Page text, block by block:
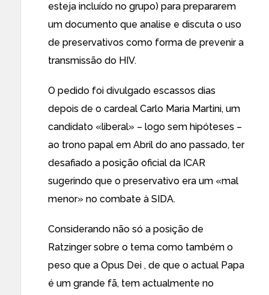
esteja incluído no grupo) para prepararem
um documento que analise e discuta o uso
de preservativos como forma de prevenir a
transmissão do HIV.
O pedido foi divulgado escassos dias
depois de o cardeal Carlo Maria Martini, um
candidato «liberal» – logo sem hipóteses –
ao trono papal em Abril do ano passado, ter
desafiado a posição oficial da ICAR
sugerindo que o preservativo era um «mal
menor» no combate à SIDA.
Considerando não só a posição de
Ratzingersobre o tema como também o
peso que a Opus Dei , de que o actual Papa
é um grande fã, tem actualmente no